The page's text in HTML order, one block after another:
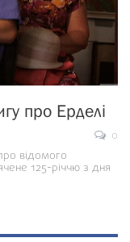
про Ерделі
0
відомого
125-річчю з дня